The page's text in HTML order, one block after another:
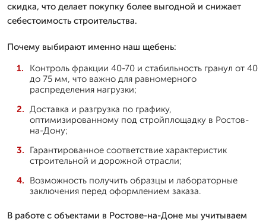
скидка, что делает покупку более выгодной и снижает
себестоимость строительства.
Почему выбирают именно наш щебень:
Контроль фракции 40-70 и стабильность гранул от 40
до 75 мм, что важно для равномерного
распределения нагрузки;
Доставка и разгрузка по графику,
оптимизированному под стройплощадку в Ростов-
на-Дону;
Гарантированное соответствие характеристик
строительной и дорожной отрасли;
Возможность получить образцы и лабораторные
заключения перед оформлением заказа.
В работе с объектами в Ростове-на-Доне мы учитываем